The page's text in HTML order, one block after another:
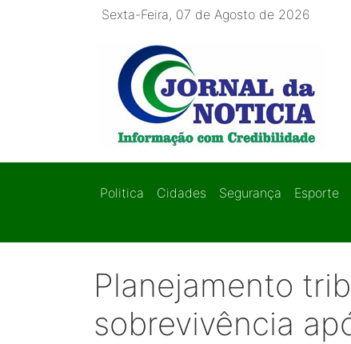
Sexta-Feira, 07 de Agosto de 2026
Politica Cidades Segurança Esporte
Planejamento
sobrevivência